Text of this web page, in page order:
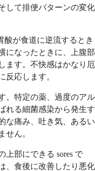
して排便パターンの変化
酸が食道に逆流するとき
になったときに、上腹部
ます。不快感はかなり厄
反応します。
。特定の薬、過度のアル
れる細菌感染から発生す
な痛み、吐き気、あるい
せん。
上部にできる sores で
、食後に改善したり悪化